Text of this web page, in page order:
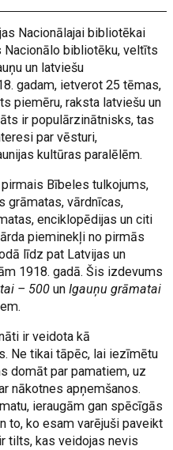
Nacionālajai bibliotēkai
Nacionālo bibliotēku, veltīts
un latviešu
gadam, ietverot 25 tēmas,
piemēru, raksta latviešu un
ir populārzinātnisks, tas
par vēsturi,
kultūras paralēlēm.
Bībeles tulkojums,
grāmatas, vārdnīcas,
enciklopēdijas un citi
pieminekļi no pirmās
līdz pat Latvijas un
1918. gadā. Šis izdevums
– 500un Igauņu grāmatai
ir veidota kā
Ne tikai tāpēc, lai iezīmētu
domāt par pamatiem, uz
nākotnes apņemšanos.
ieraugām gan spēcīgās
to, ko esam varējuši paveikt
tilts, kas veidojas nevis